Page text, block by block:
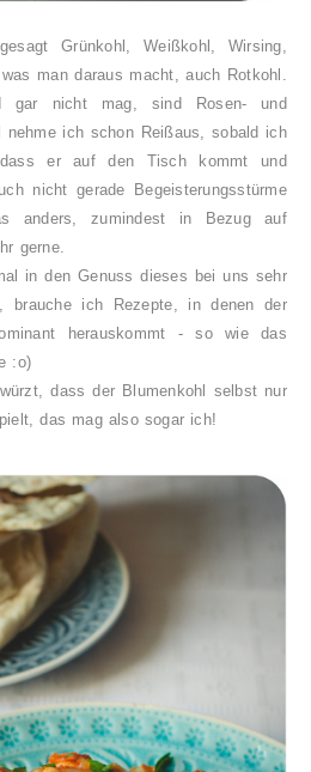
Grünkohl, Weißkohl, Wirsing,
man daraus macht, auch Rotkohl.
gar nicht mag, sind Rosen- und
nehme ich schon Reißaus, sobald ich
er auf den Tisch kommt und
nicht gerade Begeisterungsstürme
anders, zumindest in Bezug auf
gerne.
in den Genuss dieses bei uns sehr
brauche ich Rezepte, in denen der
herauskommt - so wie das
:o)
dass der Blumenkohl selbst nur
das mag also sogar ich!